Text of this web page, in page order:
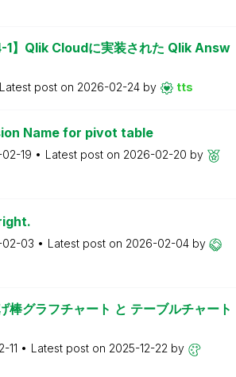
1】Qlik Cloudに実装された Qlik Answ
Latest post on 2026-02-24 by tts
Name for pivot table
19 Latest post on 2026-02-20 by
03 Latest post on 2026-02-04 by
棒グラフチャート と テーブルチャート
11 Latest post on 2025-12-22 by